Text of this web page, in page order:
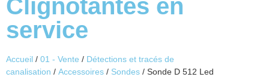
Clignotantes en
service
Accueil / 01 - Vente / Détections et tracés de
canalisation / Accessoires / Sondes / Sonde D 512 Led